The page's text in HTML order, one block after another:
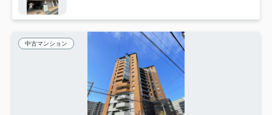
中古マンション